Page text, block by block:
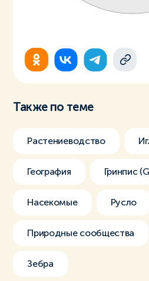
Также по теме
Растениеводство
География Гринпис
Насекомые Русло
Природные сообщества
Зебра